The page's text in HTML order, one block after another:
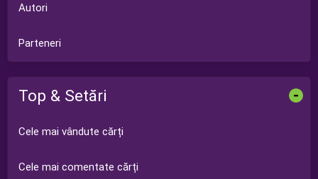
Autori
Parteneri
Top & Setări -
Cele mai vândute cărți
Cele mai comentate cărți